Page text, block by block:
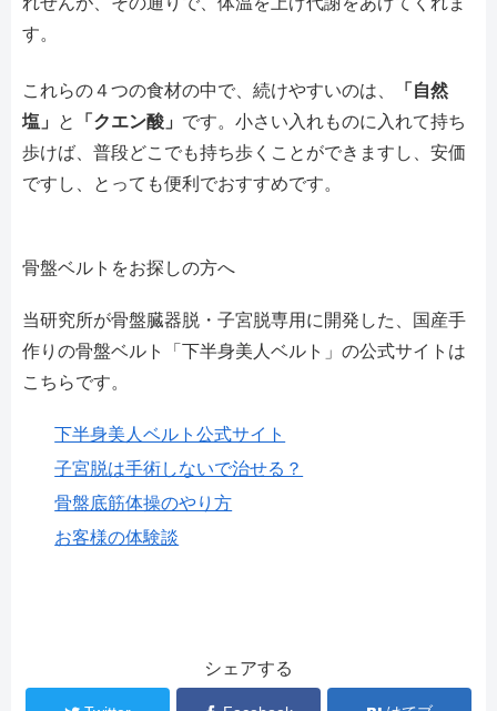
す。
これらの４つの食材の中で、続けやすいのは、
「自然
塩」
と 「クエン酸」 です。小さい入れものに入れて持ち
歩けば、普段どこでも持ち歩くことができますし、安価
ですし、とっても便利でおすすめです。
骨盤ベルトをお探しの方へ
当研究所が骨盤臓器脱・子宮脱専用に開発した、国産手
作りの骨盤ベルト「下半身美人ベルト」の公式サイトは
こちらです。
下半身美人ベルト公式サイト
子宮脱は手術しないで治せる？
骨盤底筋体操のやり方
お客様の体験談
シェアする